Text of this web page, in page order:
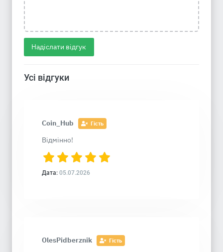
Надіслати відгук
Усі відгуки
Coin_Hub Гість
Відмінно!
Дата: 05.07.2026
OlesPidberznik Гість